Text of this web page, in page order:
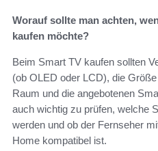
Worauf sollte man achten,
kaufen möchte?
Beim Smart TV kaufen sollten
(ob OLED oder LCD), die
Raum und die angebotenen
auch wichtig zu prüfen, welche
werden und ob der Fernseher
Home kompatibel ist.